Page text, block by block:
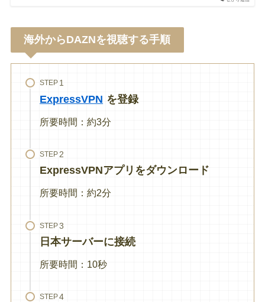
海外からDAZNを視聴する手順
STEP
ExpressVPN を登録
所要時間：約3分
STEP
ExpressVPNアプリをダウンロード
所要時間：約2分
STEP
日本サーバーに接続
所要時間：10秒
STEP